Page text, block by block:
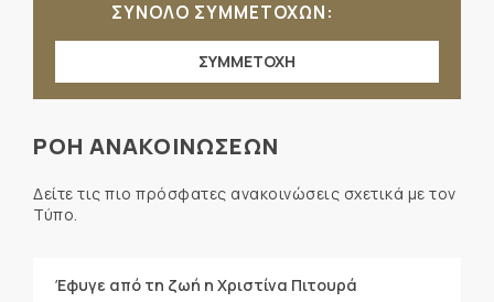
ΣΥΝΟΛΟ ΣΥΜΜΕΤΟΧΩΝ:
ΣΥΜΜΕΤΟΧΗ
ΡΟΗ ΑΝΑΚΟΙΝΩΣΕΩΝ
Δείτε τις πιο πρόσφατες ανακοινώσεις σχετικά με τον
Τύπο.
Έφυγε από τη ζωή η Χριστίνα Πιτουρά